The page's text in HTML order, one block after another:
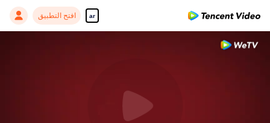
ar افتح التطبيق